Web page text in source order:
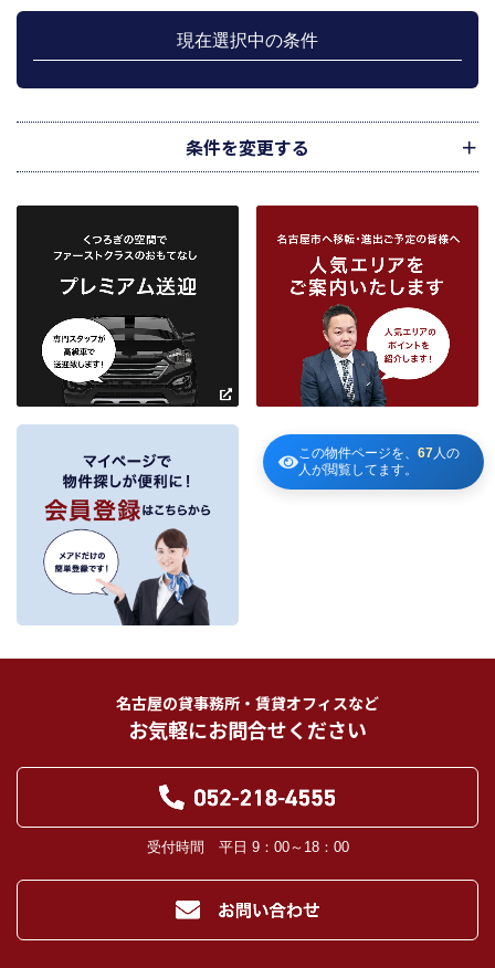
この物件ページを、 67人の
人が閲覧してます。
上記、1.から 5.の業務に付随する、お客様にとって有用と思われる当社及び提
携先のご案内や商品の発送、関連するアフターサービス、また、管理において
のメンテナンス等の業務に関するお知らせ等に利用します。
介の依頼者に提供することがあります。
下記３記載の第三者に提供します。
物件の申込者様・購入者様管理もしくは媒介の委託を受けた不動産の所有者そ
の他権利者様から受領した申込書、契約書等に記載された個人情報、その他適
正な手段で入手した個人情報を有しています。
お客様との契約の履行、賃貸取引にあっては契約管理、売買取引にあっては契
約後の管理・アフターサービス実施のため利用します。
当社は、当社の他の不動産物件におけるサービスの紹介並びにお客様にとって
有用と思われる当社提携先の商品・サービス等を紹介するためのダイレクトメ
ールの発送等のために、お宮様の個人情報のうち住所、氏名、電話番号、メー
ルアドレスの情報を利用させていただきます。このための利用は、お客様から
の申し出により取り止めます。
３．個人情報の第三者への提供
当社が保有する個人情報は、お客様との契約の履行、賃貸取引にあっては契約管
理、売買取引にあっては契約後の管理・アフターサービスの実施のため、業務の
内容に応じて、氏名、住所、電話番号、生年月日、不動産物件情報、成約情報
を、書面、郵便物、電話、インターネット、電子メール、広告媒体等で次の 1.～
11.記載の第三者に提供されます。なお、お客様からの申出がありましたら、提供
は停止いたします。
お客様から委託を受けた事項についての契約の相手方となる者、その見込者。
他の宅地建物取引業者。
取引業者に義務付けられます。）
登記に関する司法書士、土地家屋調査士。
対象不動産について管理の必要がある場合における管理業者。
当社の管理が生じる場合は、管理委託契約の重要事項説明書に定める業務委託
先及び管理費引き落としの際の振込先金融機関、管理組合役員。
入居者様が賃料を滞納した場合の滞納取立者。
現在選択中の条件
条件を変更する
市区町村 地図
から検索
フリーワード検索
名古屋の貸事務所・賃貸オフィスなど
お気軽にお問合せください
受付時間 平日 9：00～18：00